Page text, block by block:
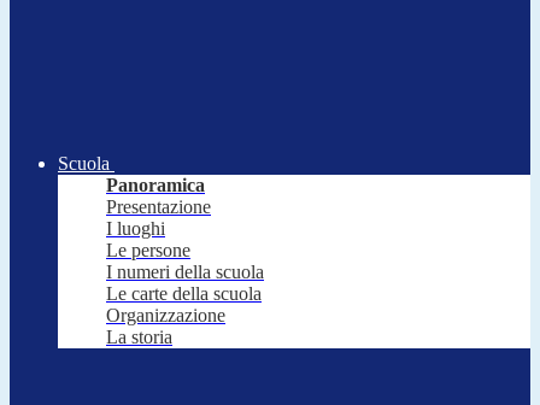
Scuola
Panoramica
Presentazione
I luoghi
Le persone
I numeri della scuola
Le carte della scuola
Organizzazione
La storia